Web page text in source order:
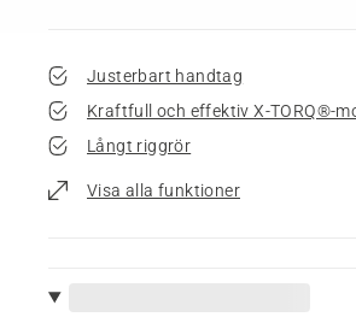
Justerbart handtag
Kraftfull och effektiv X-TORQ®-
Långt riggrör
Visa alla funktioner